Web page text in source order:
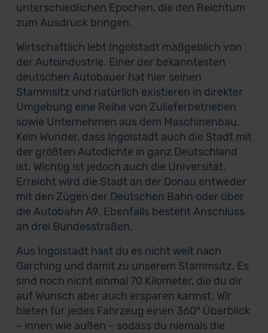
unterschiedlichen Epochen, die den Reichtum
zum Ausdruck bringen.
Wirtschaftlich lebt Ingolstadt maßgeblich von
der Autoindustrie. Einer der bekanntesten
deutschen Autobauer hat hier seinen
Stammsitz und natürlich existieren in direkter
Umgebung eine Reihe von Zulieferbetrieben
sowie Unternehmen aus dem Maschinenbau.
Kein Wunder, dass Ingolstadt auch die Stadt mit
der größten Autodichte in ganz Deutschland
ist. Wichtig ist jedoch auch die Universität.
Erreicht wird die Stadt an der Donau entweder
mit den Zügen der Deutschen Bahn oder über
die Autobahn A9. Ebenfalls besteht Anschluss
an drei Bundesstraßen.
Aus Ingolstadt hast du es nicht weit nach
Garching und damit zu unserem Stammsitz. Es
sind noch nicht einmal 70 Kilometer, die du dir
auf Wunsch aber auch ersparen kannst. Wir
bieten für jedes Fahrzeug einen 360° Überblick
– innen wie außen – sodass du niemals die